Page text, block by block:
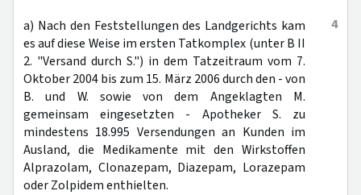
4
a) Nach den Feststellungen des Landgerichts kam
es auf diese Weise im ersten Tatkomplex (unter B II
2. "Versand durch S.") in dem Tatzeitraum vom 7.
Oktober 2004 bis zum 15. März 2006 durch den - von
B. und W. sowie von dem Angeklagten M.
gemeinsam eingesetzten - Apotheker S. zu
mindestens 18.995 Versendungen an Kunden im
Ausland, die Medikamente mit den Wirkstoffen
Alprazolam, Clonazepam, Diazepam, Lorazepam
oder Zolpidem enthielten.